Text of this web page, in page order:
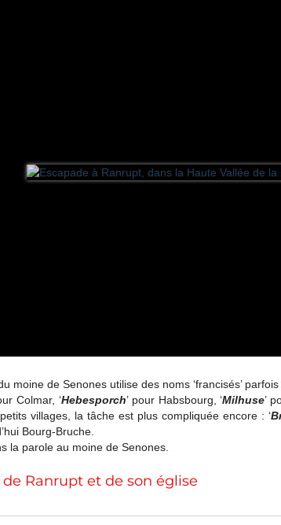
moine de Senones utilise des noms ‘francisés’
Colmar, ‘Hebesporch’ pour Habsbourg, ‘Milhuse’
villages, la tâche est plus compliquée encore : ‘
Bourg-Bruche.
la parole au moine de Senones.
de Ranrupt et de son église